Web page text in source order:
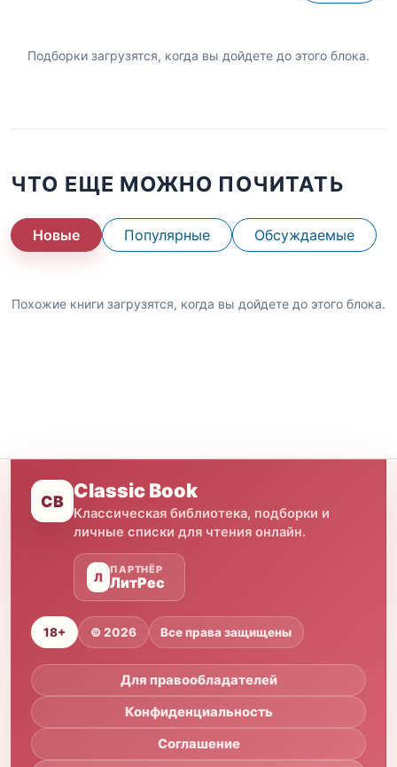
Подборки загрузятся, когда вы дойдете до этого блока.
ЧТО ЕЩЕ МОЖНО ПОЧИТАТЬ
Новые Популярные Обсуждаемые
Похожие книги загрузятся, когда вы дойдете до этого блока.
CB Classic Book
Классическая библиотека, подборки и
личные списки для чтения онлайн.
Л
ПАРТНЁР
ЛитРес
18+ © 2026 Все права защищены
Для правообладателей
Конфиденциальность
Соглашение